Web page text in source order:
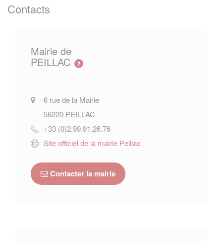
Contacts
Mairie de
PEILLAC
6 rue de la Mairie
56220 PEILLAC
+33 (0)2.99.91.26.76
Site officiel de la mairie Peillac
Contacter la mairie